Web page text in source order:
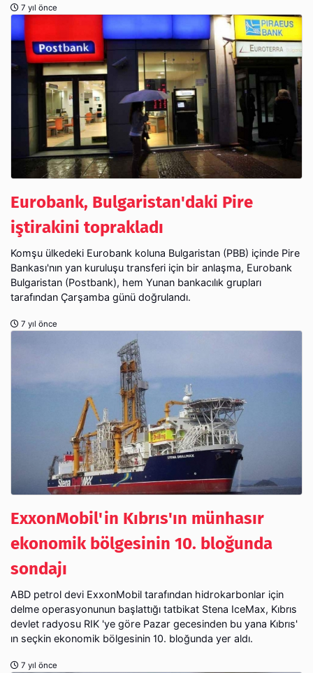
7 yıl önce
Eurobank, Bulgaristan'daki Pire
iştirakini toprakladı
Komşu ülkedeki Eurobank koluna Bulgaristan (PBB) içinde Pire
Bankası'nın yan kuruluşu transferi için bir anlaşma, Eurobank
Bulgaristan (Postbank), hem Yunan bankacılık grupları
tarafından Çarşamba günü doğrulandı.
7 yıl önce
ExxonMobil'in Kıbrıs'ın münhasır
ekonomik bölgesinin 10. bloğunda
sondajı
ABD petrol devi ExxonMobil tarafından hidrokarbonlar için
delme operasyonunun başlattığı tatbikat Stena IceMax, Kıbrıs
devlet radyosu RIK 'ye göre Pazar gecesinden bu yana Kıbrıs' ​​
ın seçkin ekonomik bölgesinin 10. bloğunda yer aldı.
7 yıl önce